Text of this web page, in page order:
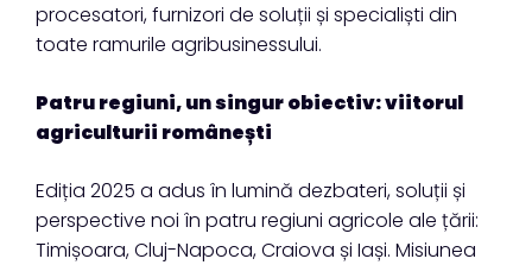
procesatori, furnizori de soluții și specialiști din
toate ramurile agribusinessului.
Patru regiuni, un singur obiectiv: viitorul
agriculturii românești
Ediția 2025 a adus în lumină dezbateri, soluții și
perspective noi în patru regiuni agricole ale țării:
Timișoara, Cluj-Napoca, Craiova și Iași. Misiunea